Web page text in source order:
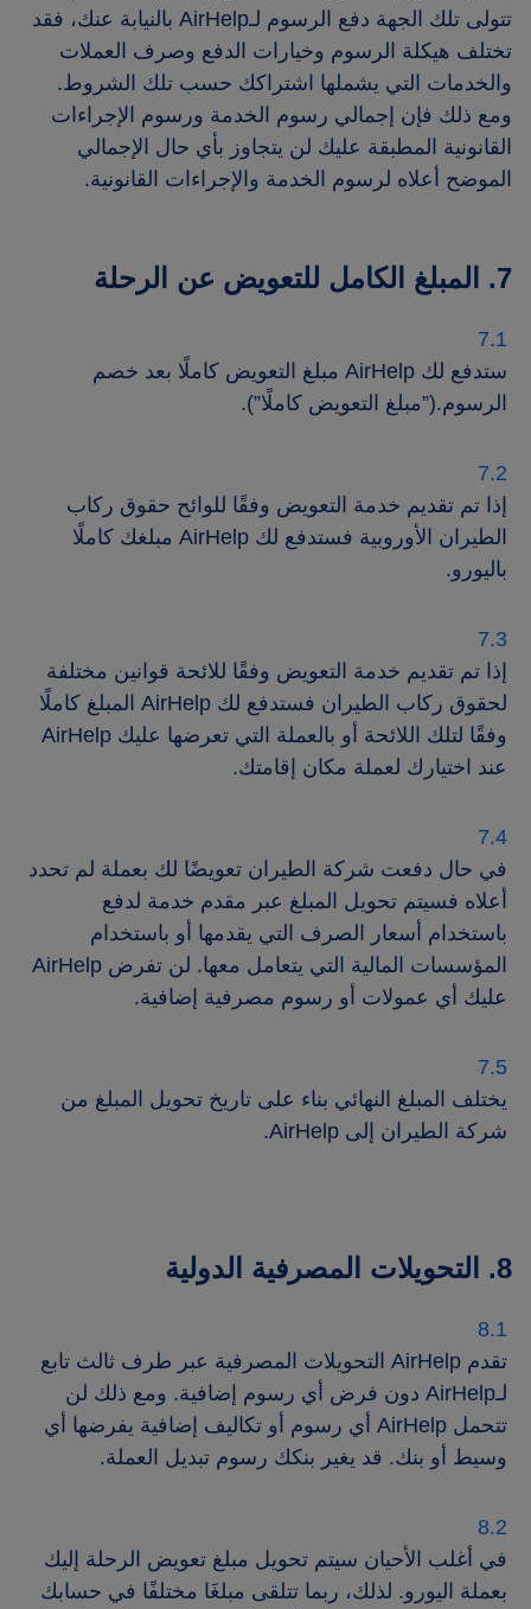
تتولى تلك الجهة دفع الرسوم لـAirHelp بالنيابة عنك، فقد
تختلف هيكلة الرسوم وخيارات الدفع وصرف العملات
والخدمات التي يشملها اشتراكك حسب تلك الشروط.
ومع ذلك فإن إجمالي رسوم الخدمة ورسوم الإجراءات
القانونية المطبقة عليك لن يتجاوز بأي حال الإجمالي
الموضح أعلاه لرسوم الخدمة والإجراءات القانونية.
7. المبلغ الكامل للتعويض عن الرحلة
ستدفع لك AirHelp مبلغ التعويض كاملًا بعد خصم
الرسوم.(”مبلغ التعويض كاملًا”).
إذا تم تقديم خدمة التعويض وفقًا للوائح حقوق ركاب
الطيران الأوروبية فستدفع لك AirHelp مبلغك كاملًا
باليورو.
إذا تم تقديم خدمة التعويض وفقًا للائحة قوانين مختلفة
لحقوق ركاب الطيران فستدفع لك AirHelp المبلغ كاملًا
وفقًا لتلك اللائحة أو بالعملة التي تعرضها عليك AirHelp
عند اختيارك لعملة مكان إقامتك.
في حال دفعت شركة الطيران تعويضًا لك بعملة لم تحدد
أعلاه فسيتم تحويل المبلغ عبر مقدم خدمة لدفع
باستخدام أسعار الصرف التي يقدمها أو باستخدام
المؤسسات المالية التي يتعامل معها. لن تفرض AirHelp
عليك أي عمولات أو رسوم مصرفية إضافية.
يختلف المبلغ النهائي بناء على تاريخ تحويل المبلغ من
شركة الطيران إلى AirHelp.
8. التحويلات المصرفية الدولية
تقدم AirHelp التحويلات المصرفية عبر طرف ثالث تابع
لـAirHelp دون فرض أي رسوم إضافية. ومع ذلك لن
تتحمل AirHelp أي رسوم أو تكاليف إضافية يفرضها أي
وسيط أو بنك. قد يغير بنكك رسوم تبديل العملة.
في أغلب الأحيان سيتم تحويل مبلغ تعويض الرحلة إليك
بعملة اليورو. لذلك، ربما تتلقى مبلغَا مختلفًا في حسابك